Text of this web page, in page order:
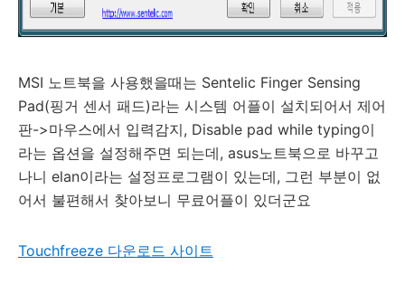
MSI 노트북을 사용했을때는 Sentelic Finger Sensing
Pad(핑거 센서 패드)라는 시스템 어플이 설치되어서 제어
판->마우스에서 입력감지, Disable pad while typing이
라는 옵션을 설정해주면 되는데, asus노트북으로 바꾸고
나니 elan이라는 설정프로그램이 있는데, 그런 부분이 없
어서 불편해서 찾아보니 무료어플이 있더군요
Touchfreeze 다운로드 사이트